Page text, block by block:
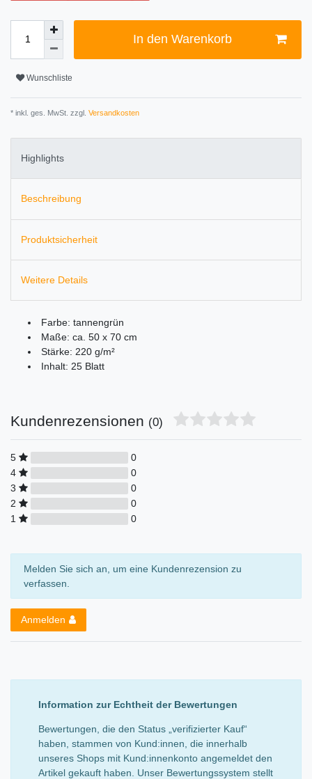
In den Warenkorb
Wunschliste
* inkl. ges. MwSt. zzgl. Versandkosten
Highlights
Beschreibung
Produktsicherheit
Weitere Details
Farbe: tannengrün
Maße: ca. 50 x 70 cm
Stärke: 220 g/m²
Inhalt: 25 Blatt
Kundenrezensionen (0)
5
0
4
0
3
0
2
0
1
0
Melden Sie sich an, um eine Kundenrezension zu
verfassen.
Anmelden
Information zur Echtheit der Bewertungen
Bewertungen, die den Status „verifizierter Kauf“
haben, stammen von Kund:innen, die innerhalb
unseres Shops mit Kund:innenkonto angemeldet den
Artikel gekauft haben. Unser Bewertungssystem stellt